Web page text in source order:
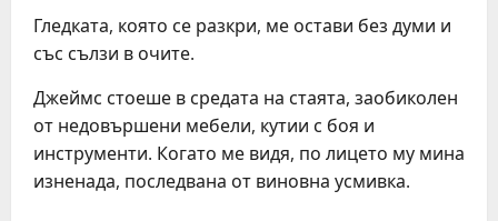
Гледката, която се разкри, ме остави без думи и
със сълзи в очите.
Джеймс стоеше в средата на стаята, заобиколен
от недовършени мебели, кутии с боя и
инструменти. Когато ме видя, по лицето му мина
изненада, последвана от виновна усмивка.